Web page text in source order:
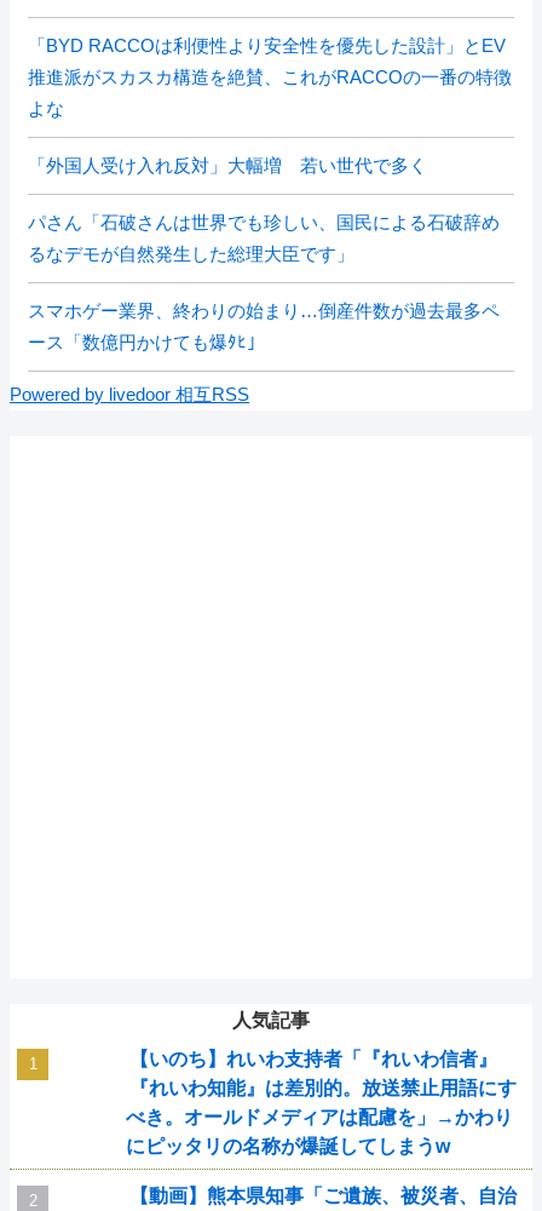
「BYD RACCOは利便性より安全性を優先した設計」とEV
推進派がスカスカ構造を絶賛、これがRACCOの一番の特徴
よな
「外国人受け入れ反対」大幅増 若い世代で多く
パさん「石破さんは世界でも珍しい、国民による石破辞め
るなデモが自然発生した総理大臣です」
スマホゲー業界、終わりの始まり…倒産件数が過去最多ペ
ース「数億円かけても爆ﾀﾋ」
Powered by livedoor 相互RSS
人気記事
【いのち】れいわ支持者「『れいわ信者』
『れいわ知能』は差別的。放送禁止用語にす
べき。オールドメディアは配慮を」→かわり
にピッタリの名称が爆誕してしまうw
【動画】熊本県知事「ご遺族、被災者、自治